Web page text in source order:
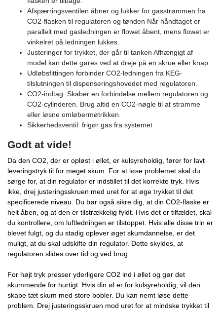
Afspærringsventilen åbner og lukker for gasstrømmen fra
CO2-flasken til regulatoren og tønden Når håndtaget er
parallelt med gasledningen er flowet åbent, mens flowet er
vinkelret på ledningen lukkes.
Justeringer for trykket, der går til tanken Afhængigt af
model kan dette gøres ved at dreje på en skrue eller knap.
Udløbsfittingen forbinder CO2-ledningen fra KEG-
tilslutningen til dispenseringshovedet med regulatoren.
CO2-indtag: Skaber en forbindelse mellem regulatoren og
CO2-cylinderen. Brug altid en CO2-nøgle til at stramme
eller løsne omløbermøtrikken.
Sikkerhedsventil: frigør gas fra systemet
Godt at vide!
Da den CO2, der er opløst i øllet, er kulsyreholdig, fører for lavt
leveringstryk til for meget skum. For at løse problemet skal du
sørge for, at din regulator er indstillet til det korrekte tryk. Hvis
ikke, drej justeringsskruen med uret for at øge trykket til det
specificerede niveau. Du bør også sikre dig, at din CO2-flaske er
helt åben, og at den er tilstrækkelig fyldt. Hvis det er tilfældet, skal
du kontrollere, om luftledningen er tilstoppet. Hvis alle disse trin er
blevet fulgt, og du stadig oplever øget skumdannelse, er det
muligt, at du skal udskifte din regulator. Dette skyldes, at
regulatoren slides over tid og ved brug.
For højt tryk presser yderligere CO2 ind i øllet og gør det
skummende for hurtigt. Hvis din øl er for kulsyreholdig, vil den
skabe tæt skum med store bobler. Du kan nemt løse dette
problem. Drej justeringsskruen mod uret for at mindske trykket til